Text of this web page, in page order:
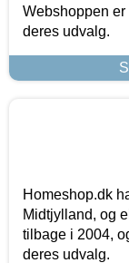
Webshoppen
deres udvalg.
Homeshop.dk
Midtjylland, og
tilbage i 2004,
deres udvalg.